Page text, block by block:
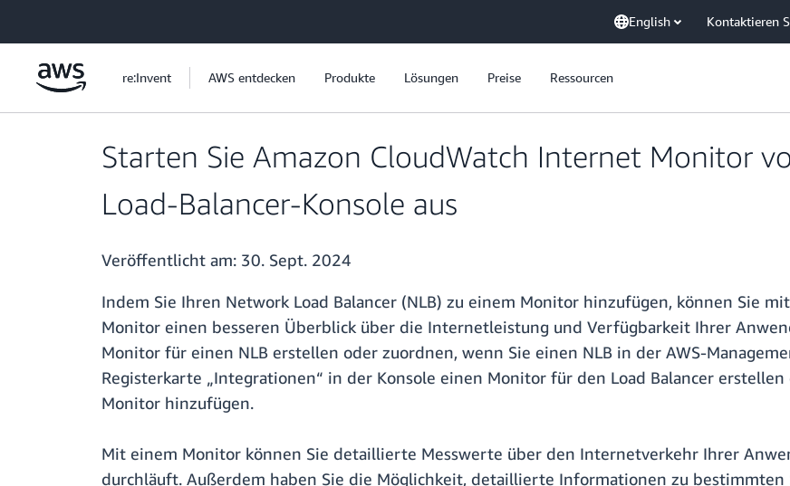
English Kontaktieren
re:Invent AWS entdecken Produkte Lösungen Preise Ressourcen
Starten Sie Amazon CloudWatch Internet Monitor
Load-Balancer-Konsole aus
Veröffentlicht am: 30. Sept. 2024
Indem Sie Ihren Network Load Balancer (NLB) zu einem Monitor hinzufügen, können Sie
Monitor einen besseren Überblick über die Internetleistung und Verfügbarkeit Ihrer
Monitor für einen NLB erstellen oder zuordnen, wenn Sie einen NLB in der AWS-
Registerkarte „Integrationen“ in der Konsole einen Monitor für den Load Balancer
Monitor hinzufügen.
Mit einem Monitor können Sie detaillierte Messwerte über den Internetverkehr Ihrer
durchläuft. Außerdem haben Sie die Möglichkeit, detaillierte Informationen zu